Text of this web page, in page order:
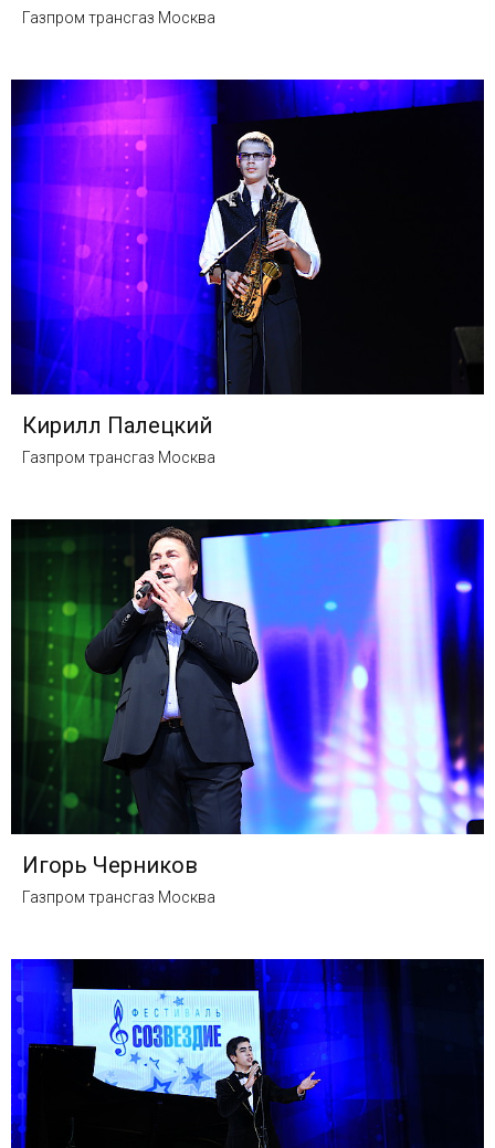
Газпром трансгаз Москва
Кирилл Палецкий
Газпром трансгаз Москва
Игорь Черников
Газпром трансгаз Москва